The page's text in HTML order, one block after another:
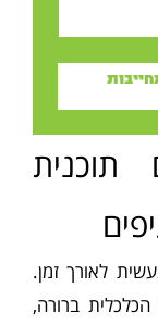
לאורך זמן.
ברורה,